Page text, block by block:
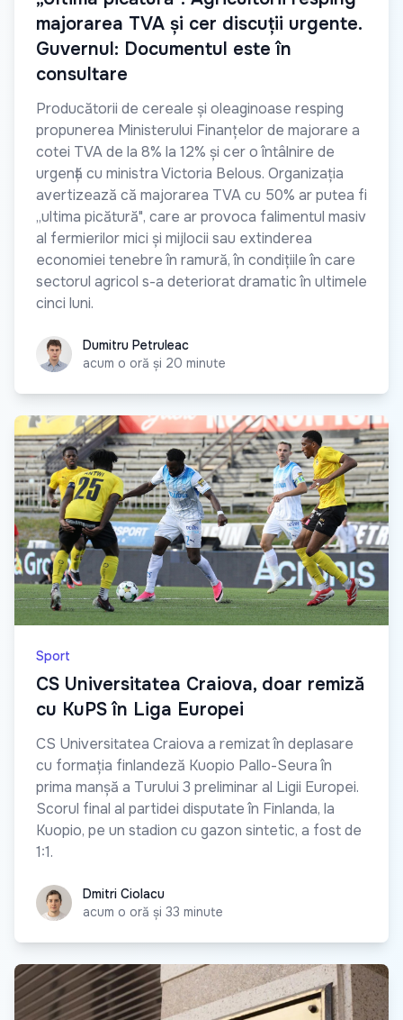
majorarea TVA și cer discuții urgente.
Guvernul: Documentul este în
consultare
Producătorii de cereale și oleaginoase resping
propunerea Ministerului Finanțelor de majorare a
cotei TVA de la 8% la 12% și cer o întâlnire de
urgență cu ministra Victoria Belous. Organizația
avertizează că majorarea TVA cu 50% ar putea fi
„ultima picătură", care ar provoca falimentul masiv
al fermierilor mici și mijlocii sau extinderea
economiei tenebre în ramură, în condițiile în care
sectorul agricol s-a deteriorat dramatic în ultimele
cinci luni.
Dumitru Petruleac
Dumitru Petruleac
acum o oră și 20 minute
Sport
CS Universitatea Craiova, doar remiză
cu KuPS în Liga Europei
CS Universitatea Craiova a remizat în deplasare
cu formația finlandeză Kuopio Pallo-Seura în
prima manșă a Turului 3 preliminar al Ligii Europei.
Scorul final al partidei disputate în Finlanda, la
Kuopio, pe un stadion cu gazon sintetic, a fost de
1:1.
Dmitri Ciolacu
Dmitri Ciolacu
acum o oră și 33 minute